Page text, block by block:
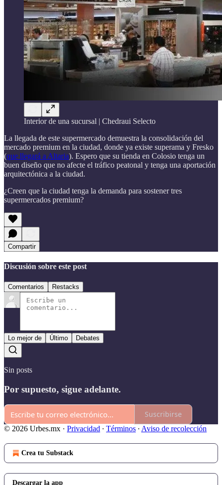
Interior de una sucursal | Chedraui Selecto
La llegada de este supermercado demuestra la consolidación del
mercado premium en la ciudad, donde ya existe superama y Fresko
(que llegará a Altaria). Espero que su tienda en Colosio tenga un
buen diseño que no afecte el tráfico peatonal y tenga una aportación
arquitectónica a la ciudad.
¿Creen que la ciudad tenga la demanda para sostener tres
supermercados premium?
Compartir
Discusión sobre este post
Comentarios Restacks
Lo mejor de Último Debates
Sin posts
Por supuesto, sigue adelante.
Suscribirse
© 2026 Urbes.mx · Privacidad ∙ Términos ∙ Aviso de recolección
Crea tu Substack
Descargar la app